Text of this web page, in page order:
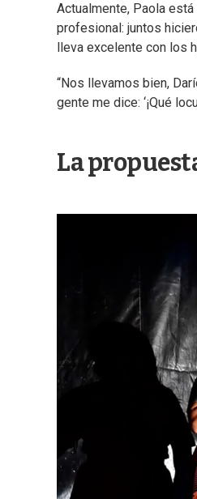
Actualmente, Paola está
profesional: juntos
lleva excelente con los
“Nos llevamos bien,
gente me dice: ‘¡Qué
La